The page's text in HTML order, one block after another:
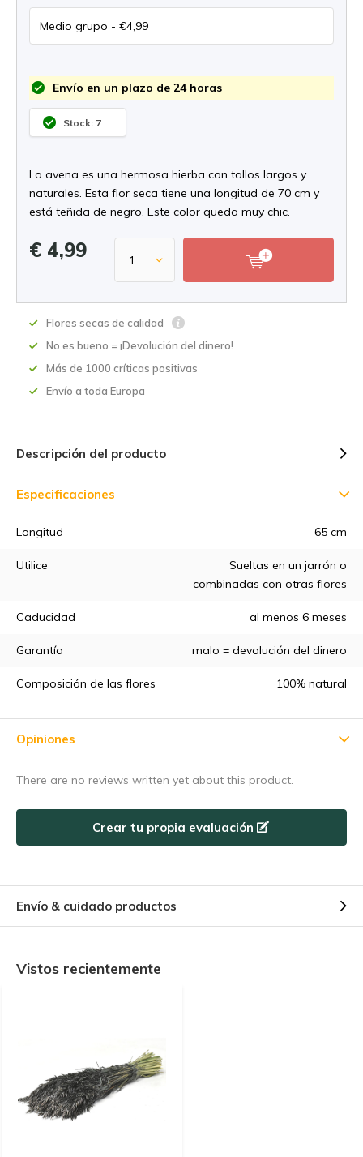
Envío en un plazo de 24 horas
Stock: 7
La avena es una hermosa hierba con tallos largos y
naturales. Esta flor seca tiene una longitud de 70 cm y
está teñida de negro. Este color queda muy chic.
€ 4,99
Flores secas de calidad
No es bueno = ¡Devolución del dinero!
Más de 1000 críticas positivas
Envío a toda Europa
Descripción del producto
Especificaciones
Longitud 65 cm
Utilice
Sueltas en un jarrón o
combinadas con otras flores
Caducidad al menos 6 meses
Garantía malo = devolución del dinero
Composición de las flores 100% natural
Opiniones
There are no reviews written yet about this product.
Crear tu propia evaluación
Envío & cuidado productos
Vistos recientemente